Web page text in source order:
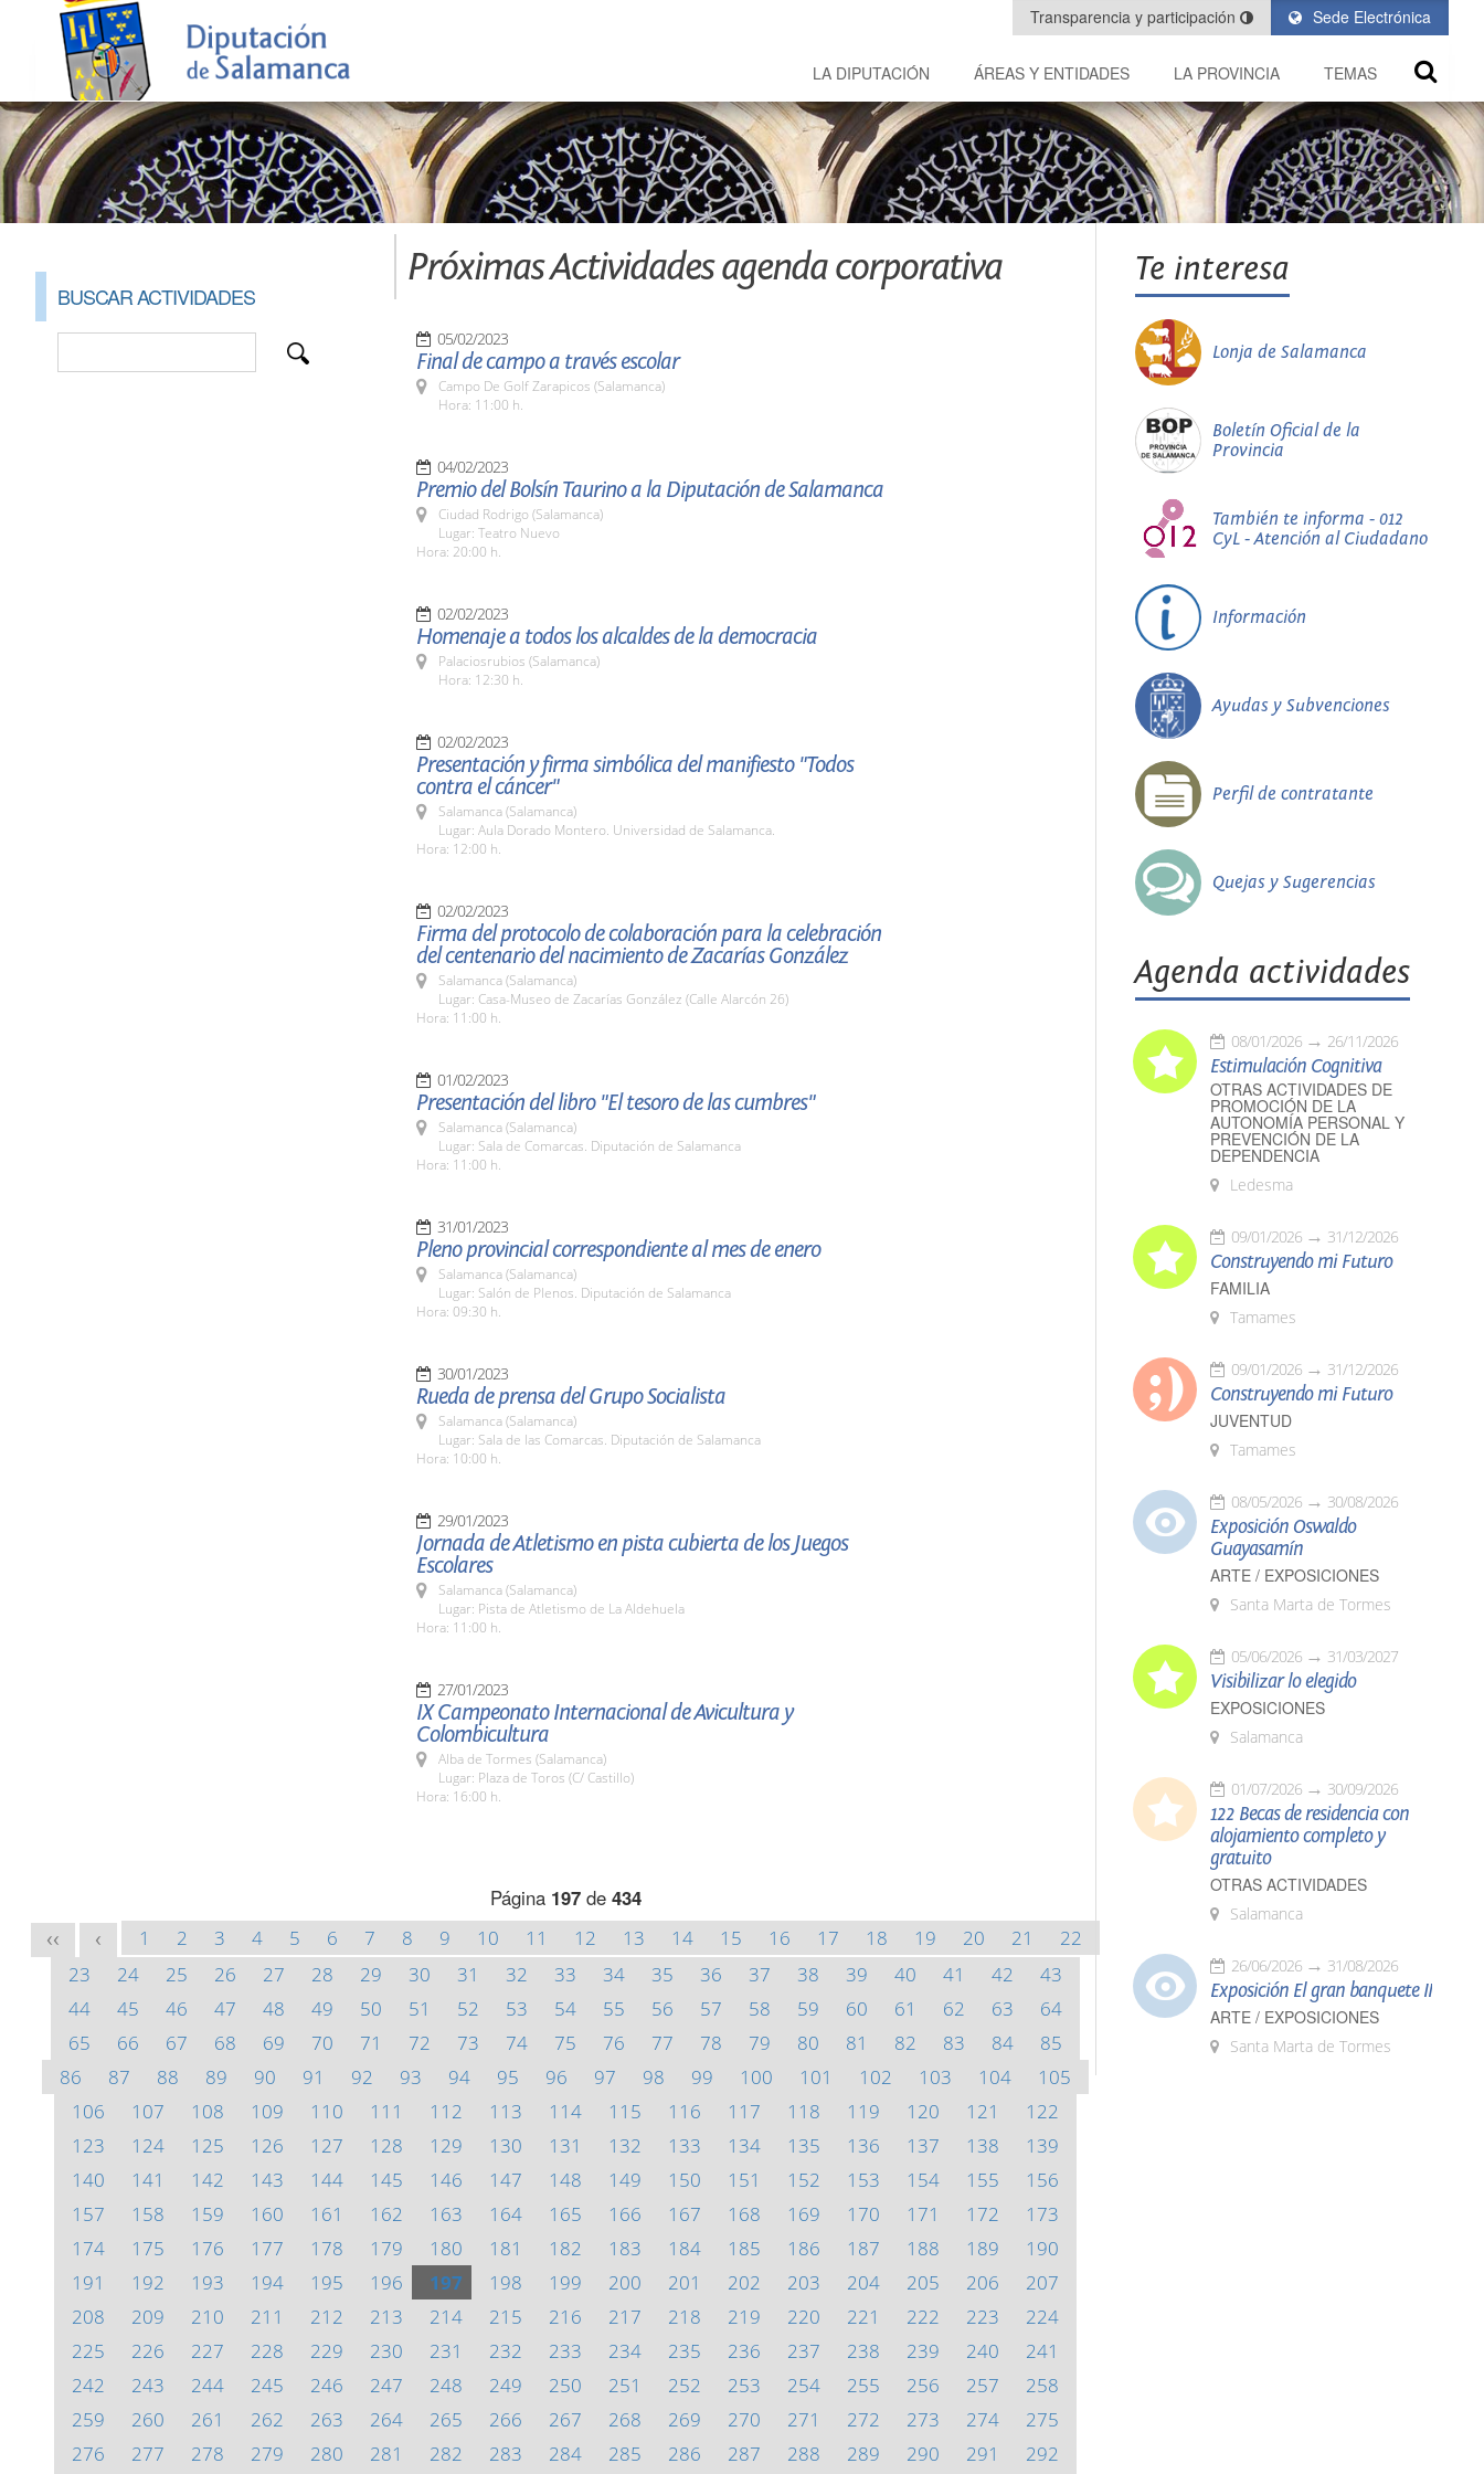
Sede Electrónica
Transparencia y participación
LA DIPUTACIÓN ÁREAS Y ENTIDADES LA PROVINCIA TEMAS
BUSCAR ACTIVIDADES
Próximas Actividades agenda corporativa
05/02/2023
Final de campo a través escolar
Campo De Golf Zarapicos (Salamanca)
Hora: 11:00 h.
04/02/2023
Premio del Bolsín Taurino a la Diputación de Salamanca
Ciudad Rodrigo (Salamanca)
Lugar: Teatro Nuevo
Hora: 20:00 h.
02/02/2023
Homenaje a todos los alcaldes de la democracia
Palaciosrubios (Salamanca)
Hora: 12:30 h.
02/02/2023
Presentación y firma simbólica del manifiesto "Todos
contra el cáncer"
Salamanca (Salamanca)
Lugar: Aula Dorado Montero. Universidad de Salamanca.
Hora: 12:00 h.
02/02/2023
Firma del protocolo de colaboración para la celebración
del centenario del nacimiento de Zacarías González
Salamanca (Salamanca)
Lugar: Casa-Museo de Zacarías González (Calle Alarcón 26)
Hora: 11:00 h.
01/02/2023
Presentación del libro "El tesoro de las cumbres"
Salamanca (Salamanca)
Lugar: Sala de Comarcas. Diputación de Salamanca
Hora: 11:00 h.
31/01/2023
Pleno provincial correspondiente al mes de enero
Salamanca (Salamanca)
Lugar: Salón de Plenos. Diputación de Salamanca
Hora: 09:30 h.
30/01/2023
Rueda de prensa del Grupo Socialista
Salamanca (Salamanca)
Lugar: Sala de las Comarcas. Diputación de Salamanca
Hora: 10:00 h.
29/01/2023
Jornada de Atletismo en pista cubierta de los Juegos
Escolares
Salamanca (Salamanca)
Lugar: Pista de Atletismo de La Aldehuela
Hora: 11:00 h.
27/01/2023
IX Campeonato Internacional de Avicultura y
Colombicultura
Alba de Tormes (Salamanca)
Lugar: Plaza de Toros (C/ Castillo)
Hora: 16:00 h.
Página 197de 434
<< < 1 2 3 4 5 6 7 8 9 10 11 12 13 14 15 16 17 18 19 20 21
22
23
24 25 26 27 28 29 30 31 32 33 34 35 36 37 38 39 40 41 42
43
44
45 46 47 48 49 50 51 52 53 54 55 56 57 58 59 60 61 62 63
64
65
66 67 68 69 70 71 72 73 74 75 76 77 78 79 80 81 82 83 84
85
86
87 88 89 90 91 92 93 94 95 96 97 98 99 100 101 102 103 104
105
106
107 108 109 110 111 112 113 114 115 116 117 118 119 120 121
122
123
124 125 126 127 128 129 130 131 132 133 134 135 136 137 138
139
140
141 142 143 144 145 146 147 148 149 150 151 152 153 154 155
156
157
158 159 160 161 162 163 164 165 166 167 168 169 170 171 172
173
174
175 176 177 178 179 180 181 182 183 184 185 186 187 188 189
190
191
192 193 194 195 196 197 198 199 200 201 202 203 204 205 206
207
208
209 210 211 212 213 214 215 216 217 218 219 220 221 222 223
224
225
226 227 228 229 230 231 232 233 234 235 236 237 238 239 240
241
242
243 244 245 246 247 248 249 250 251 252 253 254 255 256 257
258
259
260 261 262 263 264 265 266 267 268 269 270 271 272 273 274
275
276
277 278 279 280 281 282 283 284 285 286 287 288 289 290 291 292
Te interesa
Lonja de Salamanca
Boletín Oficial de la
Provincia
También te informa - 012
CyL - Atención al Ciudadano
Información
Ayudas y Subvenciones
Perfil de contratante
Quejas y Sugerencias
Agenda actividades
08/01/2026 26/11/2026
Estimulación Cognitiva
OTRAS ACTIVIDADES DE
PROMOCIÓN DE LA
AUTONOMÍA PERSONAL Y
PREVENCIÓN DE LA
DEPENDENCIA
Ledesma
09/01/2026 31/12/2026
Construyendo mi Futuro
FAMILIA
Tamames
09/01/2026 31/12/2026
Construyendo mi Futuro
JUVENTUD
Tamames
08/05/2026 30/08/2026
Exposición Oswaldo
Guayasamín
ARTE / EXPOSICIONES
Santa Marta de Tormes
05/06/2026 31/03/2027
Visibilizar lo elegido
EXPOSICIONES
Salamanca
01/07/2026 30/09/2026
122 Becas de residencia con
alojamiento completo y
gratuito
OTRAS ACTIVIDADES
Salamanca
26/06/2026 31/08/2026
Exposición El gran banquete II
ARTE / EXPOSICIONES
Santa Marta de Tormes